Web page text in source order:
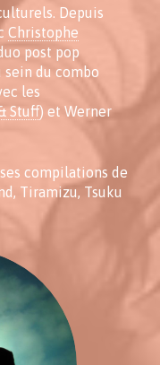
Depuis
Christophe
post pop
sein du combo
les
Stuff) et Werner
compilations de
Tiramizu, Tsuku